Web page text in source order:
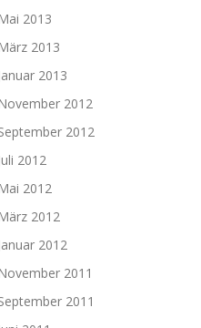
2013
2013
2013
2012
2012
2012
2012
2012
2012
2011
2011